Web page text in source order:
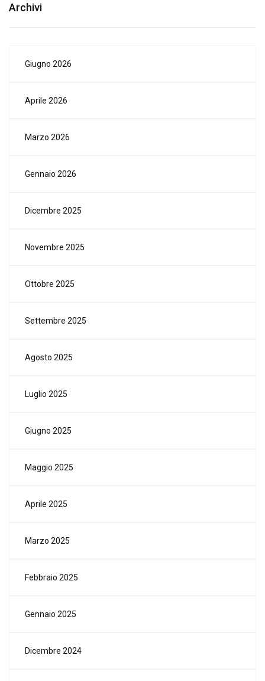
Archivi
Giugno 2026
Aprile 2026
Marzo 2026
Gennaio 2026
Dicembre 2025
Novembre 2025
Ottobre 2025
Settembre 2025
Agosto 2025
Luglio 2025
Giugno 2025
Maggio 2025
Aprile 2025
Marzo 2025
Febbraio 2025
Gennaio 2025
Dicembre 2024